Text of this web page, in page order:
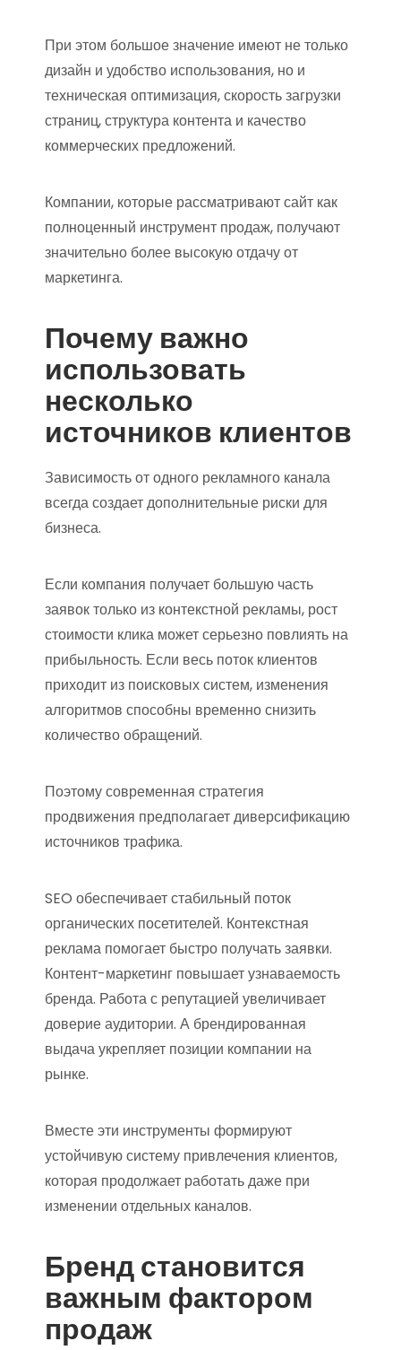
При этом большое значение имеют не только
дизайн и удобство использования, но и
техническая оптимизация, скорость загрузки
страниц, структура контента и качество
коммерческих предложений.
Компании, которые рассматривают сайт как
полноценный инструмент продаж, получают
значительно более высокую отдачу от
маркетинга.
Почему важно
использовать
несколько
источников клиентов
Зависимость от одного рекламного канала
всегда создает дополнительные риски для
бизнеса.
Если компания получает большую часть
заявок только из контекстной рекламы, рост
стоимости клика может серьезно повлиять на
прибыльность. Если весь поток клиентов
приходит из поисковых систем, изменения
алгоритмов способны временно снизить
количество обращений.
Поэтому современная стратегия
продвижения предполагает диверсификацию
источников трафика.
SEO обеспечивает стабильный поток
органических посетителей. Контекстная
реклама помогает быстро получать заявки.
Контент-маркетинг повышает узнаваемость
бренда. Работа с репутацией увеличивает
доверие аудитории. А брендированная
выдача укрепляет позиции компании на
рынке.
Вместе эти инструменты формируют
устойчивую систему привлечения клиентов,
которая продолжает работать даже при
изменении отдельных каналов.
Бренд становится
важным фактором
продаж